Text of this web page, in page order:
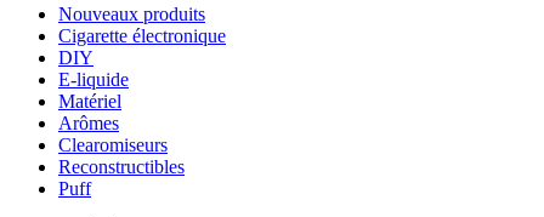
Avis du20/07/2026 , suite à une expérience du
Utile(0) Signaler
Avis vérifié